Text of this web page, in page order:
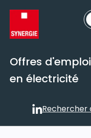
Offres
en électricité
Rechercher